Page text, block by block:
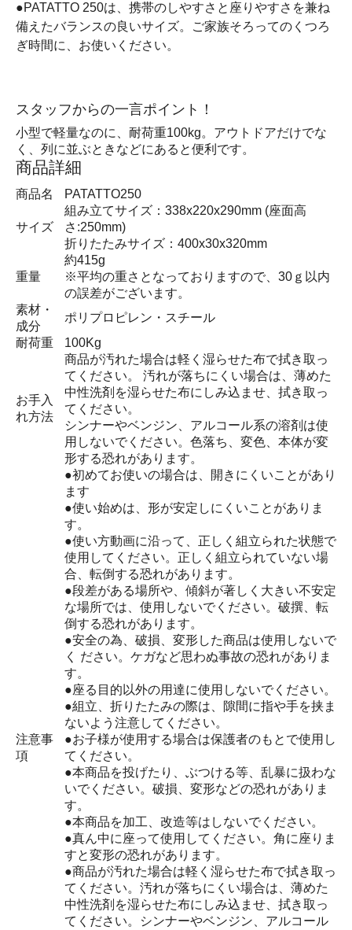
●PATATTO 250は、携帯のしやすさと座りやすさを兼ね
備えたバランスの良いサイズ。ご家族そろってのくつろ
ぎ時間に、お使いください。
スタッフからの一言ポイント！
小型で軽量なのに、耐荷重100kg。アウトドアだけでな
く、列に並ぶときなどにあると便利です。
商品詳細
商品名 PATATTO250
サイズ
組み立てサイズ：338x220x290mm (座面高
さ:250mm)
折りたたみサイズ：400x30x320mm
重量
約415g
※平均の重さとなっておりますので、30ｇ以内
の誤差がございます。
素材・
成分
ポリプロピレン・スチール
耐荷重
100Kg
お手入
れ方法
商品が汚れた場合は軽く湿らせた布で拭き取っ
てください。 汚れが落ちにくい場合は、薄めた
中性洗剤を湿らせた布にしみ込ませ、拭き取っ
てください。
シンナーやベンジン、アルコール系の溶剤は使
用しないでください。色落ち、変色、本体が変
形する恐れがあります。
注意事
項
●初めてお使いの場合は、開きにくいことがあり
ます
●使い始めは、形が安定しにくいことがありま
す。
●使い方動画に沿って、正しく組立られた状態で
使用してください。正しく組立られていない場
合、転倒する恐れがあります。
●段差がある場所や、傾斜が著しく大きい不安定
な場所では、使用しないでください。破撰、転
倒する恐れがあります。
●安全の為、破損、変形した商品は使用しないで
く ださい。ケガなど思わぬ事故の恐れがありま
す。
●座る目的以外の用達に使用しないでください。
●組立、折りたたみの際は、隙間に指や手を挟ま
ないよう注意してください。
●お子様が使用する場合は保護者のもとで使用し
てください。
●本商品を投げたり、ぶつける等、乱暴に扱わな
いでください。破損、変形などの恐れがありま
す。
●本商品を加工、改造等はしないでください。
●真ん中に座って使用してください。角に座りま
すと変形の恐れがあります。
●商品が汚れた場合は軽く湿らせた布で拭き取っ
てください。汚れが落ちにくい場合は、薄めた
中性洗剤を湿らせた布にしみ込ませ、拭き取っ
てください。シンナーやベンジン、アルコール